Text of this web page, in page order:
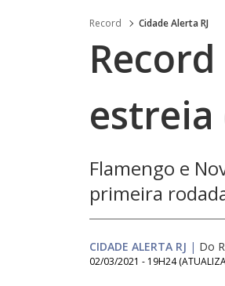
Record Cidade Alerta RJ
estreia
Flamengo e
primeira
CIDADE ALERTA RJ | Do
02/03/2021 - 19H24